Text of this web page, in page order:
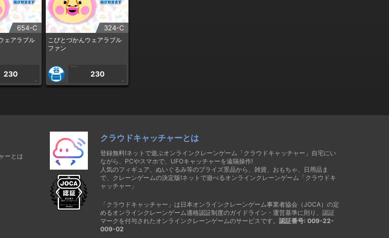
654-C
ェアラブル
230
CP
324-C
こびとづかんウェアラブル
ファン
1PLAY
230
CP
ーとは
クラウドキャッチャーとは
登録無料!ネットで遊ぶオンラインクレーンゲーム「クラウドキャッチャー」自宅にい
ながら、PCやスマホで、UFOキャッチャーを遠隔操作!
人気のフィギュア、ぬいぐるみ等のプライズ景品から、雑貨、おもちゃ、日用品ま
で、クレーンゲームの決定版!ネットで遊べるオンラインクレーンゲーム「クラウドキ
ャッチャー」
「クラウドキャッチャー」は日本オンラインクレーンゲーム事業者協会（JOCA）の定
めるオンラインクレーンゲーム適格認証制度のガイドライン・運営基準に則り、認証
マークを付与されたオンラインクレーンゲームのサービスです。 認証番号: 009-22-
009-02